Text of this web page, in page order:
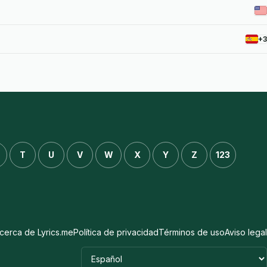
+3
T U V W X Y Z 123
de Lyrics.mePolítica de privacidadTérminos de usoAviso legal
Idioma